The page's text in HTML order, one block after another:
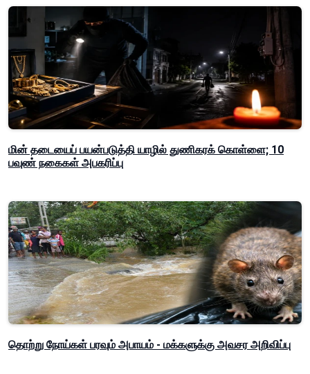
மின் தடையைப் பயன்படுத்தி யாழில் துணிகரக் கொள்ளை; 10
பவுண் நகைகள் அபகரிப்பு
தொற்று நோய்கள் பரவும் அபாயம் - மக்களுக்கு அவசர அறிவிப்பு